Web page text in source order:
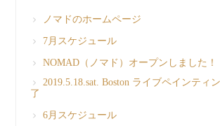
ノマドのホームページ
7月スケジュール
NOMAD（ノマド）オープンしました！
2019.5.18.sat. Boston ライブペインティ
了
6月スケジュール